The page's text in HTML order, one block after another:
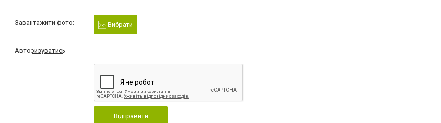
Завантажити фото: Вибрати
Авторизуватись
Відправити